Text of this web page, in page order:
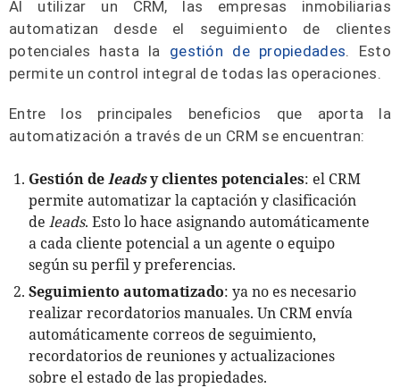
Al utilizar un CRM, las empresas inmobiliarias
automatizan desde el seguimiento de clientes
potenciales hasta la gestión de propiedades. Esto
permite un control integral de todas las operaciones.
Entre los principales beneficios que aporta la
automatización a través de un CRM se encuentran:
Gestión deleadsy clientes potenciales: el CRM
permite automatizar la captación y clasificación
de leads. Esto lo hace asignando automáticamente
a cada cliente potencial a un agente o equipo
según su perfil y preferencias.
Seguimiento automatizado: ya no es necesario
realizar recordatorios manuales. Un CRM envía
automáticamente correos de seguimiento,
recordatorios de reuniones y actualizaciones
sobre el estado de las propiedades.